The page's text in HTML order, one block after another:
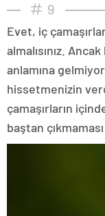
9
Evet, iç
almalısınız.
anlamına
hissetmenizin
çamaşırların
baştan